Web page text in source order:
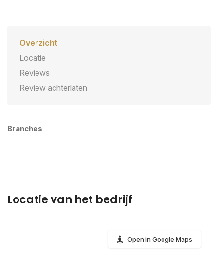
Overzicht
Locatie
Reviews
Review achterlaten
Branches
Locatie van het bedrijf
Open in Google Maps